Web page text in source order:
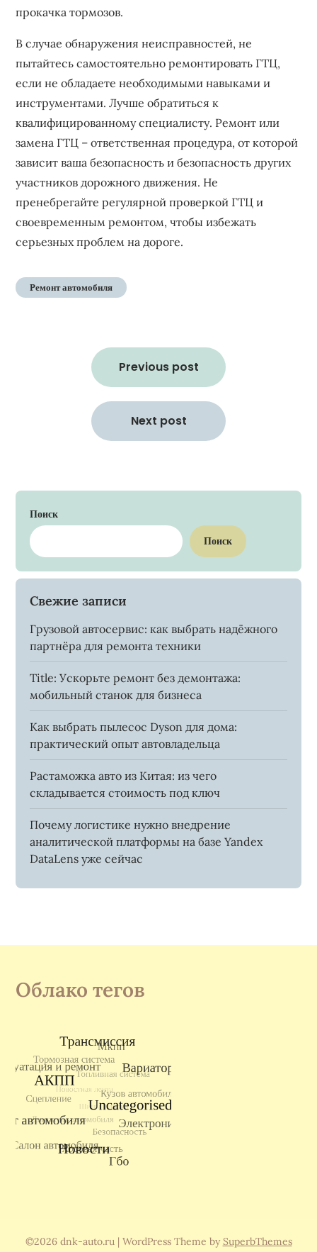
прокачка тормозов.
В случае обнаружения неисправностей, не
пытайтесь самостоятельно ремонтировать ГТЦ,
если не обладаете необходимыми навыками и
инструментами. Лучше обратиться к
квалифицированному специалисту. Ремонт или
замена ГТЦ – ответственная процедура, от которой
зависит ваша безопасность и безопасность других
участников дорожного движения. Не
пренебрегайте регулярной проверкой ГТЦ и
своевременным ремонтом, чтобы избежать
серьезных проблем на дороге.
Ремонт автомобиля
Previous post
Next post
Поиск
Поиск
Свежие записи
Грузовой автосервис: как выбрать надёжного
партнёра для ремонта техники
Title: Ускорьте ремонт без демонтажа:
мобильный станок для бизнеса
Как выбрать пылесос Dyson для дома:
практический опыт автовладельца
Растаможка авто из Китая: из чего
складывается стоимость под ключ
Почему логистике нужно внедрение
аналитической платформы на базе Yandex
DataLens уже сейчас
Облако тегов
©2026 dnk-auto.ru | WordPress Theme by SuperbThemes